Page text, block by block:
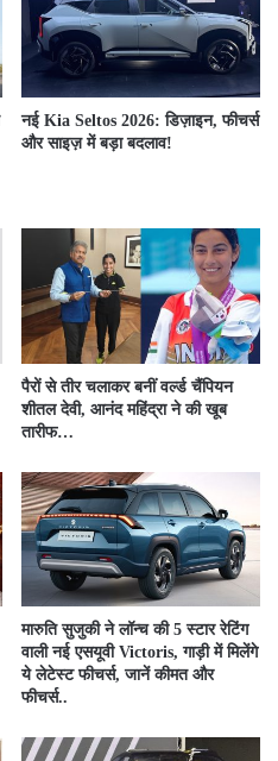
नई Kia Seltos 2026: डिज़ाइन, फीचर्स
और साइज़ में बड़ा बदलाव!
पैरों से तीर चलाकर बनीं वर्ल्ड चैंपियन
शीतल देवी, आनंद महिंद्रा ने की खूब
तारीफ…
मारुति सुजुकी ने लॉन्च की 5 स्टार रेटिंग
वाली नई एसयूवी Victoris, गाड़ी में मिलेंगे
ये लेटेस्ट फीचर्स, जानें कीमत और
फीचर्स..